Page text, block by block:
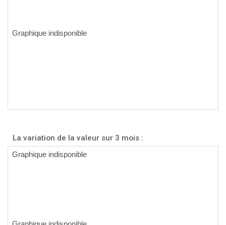
La variation de la valeur sur 3 mois :